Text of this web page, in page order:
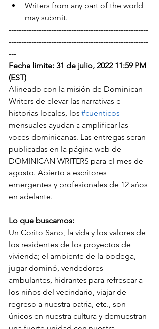
Writers from any part of the world
may submit.
--------------------------------------------------------
--------------------------------------------------------
---
Fecha limite: 31 de julio, 2022 11:59 PM
(EST)
Alineado con la misión de Dominican
Writers de elevar las narrativas e
historias locales, los #cuenticos
mensuales ayudan a amplificar las
voces dominicanas. Las entregas seran
publicadas en la página web de
DOMINICAN WRITERS para el mes de
agosto. Abierto a escritores
emergentes y profesionales de 12 años
en adelante.
Lo que buscamos:
Un Corito Sano, la vida y los valores de
los residentes de los proyectos de
vivienda; el ambiente de la bodega,
jugar dominó, vendedores
ambulantes, hidrantes para refrescar a
los niños del vecindario, viajar de
regreso a nuestra patria, etc., son
únicos en nuestra cultura y demuestran